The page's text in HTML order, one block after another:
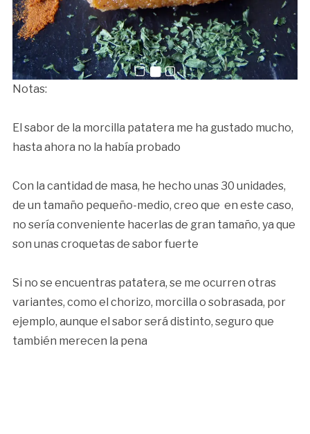
Notas:
El sabor de la morcilla patatera me ha gustado mucho,
hasta ahora no la había probado
Con la cantidad de masa, he hecho unas 30 unidades,
de un tamaño pequeño-medio, creo que en este caso,
no sería conveniente hacerlas de gran tamaño, ya que
son unas croquetas de sabor fuerte
Si no se encuentras patatera, se me ocurren otras
variantes, como el chorizo, morcilla o sobrasada, por
ejemplo, aunque el sabor será distinto, seguro que
también merecen la pena